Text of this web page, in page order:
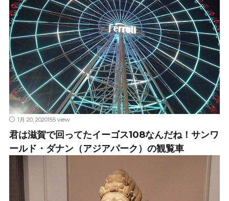
1月 20, 2020155 view
君は滋賀で回ってたイーゴス108なんだね！サンワ
ールド・ダナン（アジアパーク）の観覧車